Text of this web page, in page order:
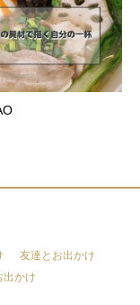
友達とお出かけ
出かけ